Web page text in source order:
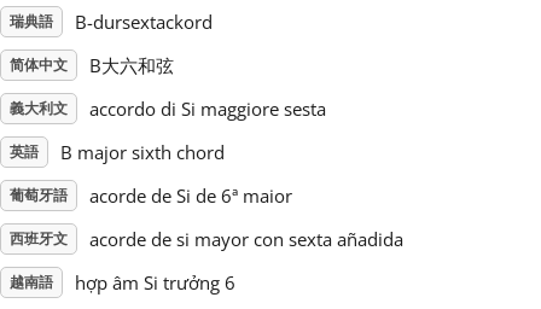
简体中文
繁體中文
瑞典語 B-dursextackord
简体中文 B大六和弦
義大利文 accordo di Si maggiore sesta
英語 B major sixth chord
葡萄牙語 acorde de Si de 6ª maior
西班牙文 acorde de si mayor con sexta añadida
越南語 hợp âm Si trưởng 6